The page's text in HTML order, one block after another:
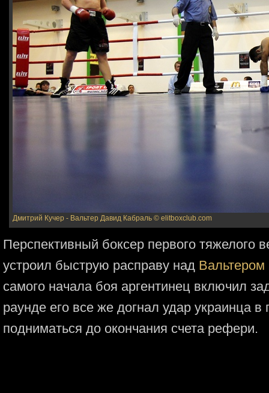
Дмитрий Кучер - Вальтер Давид Кабраль © elitboxclub.com
Перспективный боксер первого тяжелого
устроил быструю расправу над
самого начала боя аргентинец включил
раунде его все же догнал удар украинца в
подниматься до окончания счета рефери.